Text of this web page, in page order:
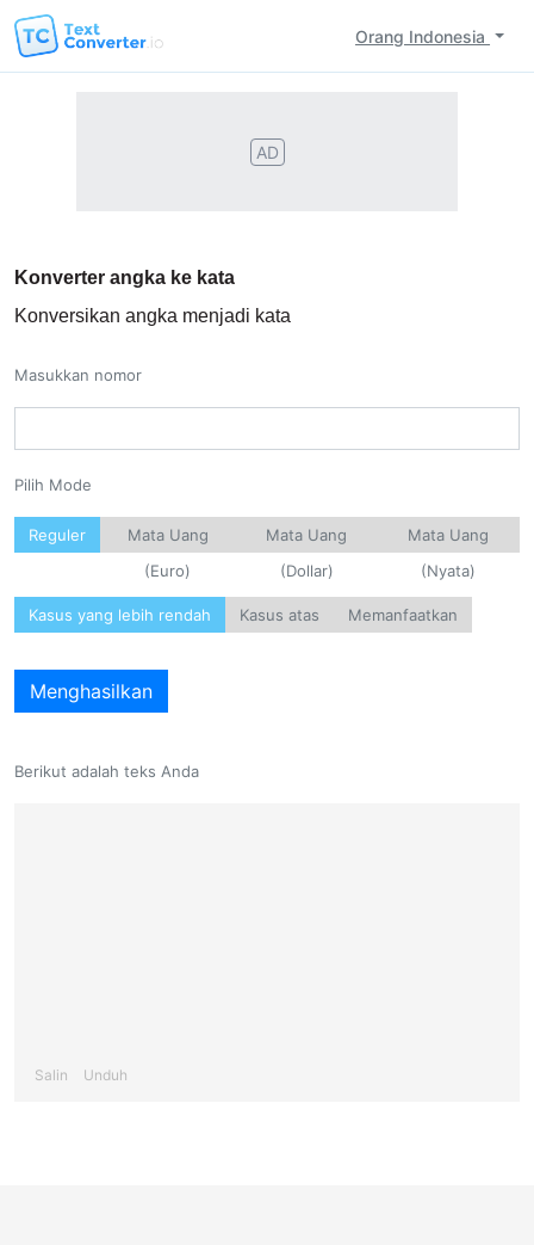
Orang Indonesia
AD
Konverter angka ke kata
Konversikan angka menjadi kata
Masukkan nomor
Pilih Mode
Reguler
Mata Uang
(Euro)
Mata Uang
(Dollar)
Mata Uang
(Nyata)
Kasus yang lebih rendah Kasus atas Memanfaatkan
Berikut adalah teks Anda
Salin Unduh
Menghasilkan